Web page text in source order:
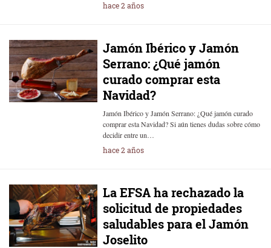
hace 2 años
Jamón Ibérico y Jamón
Serrano: ¿Qué jamón
curado comprar esta
Navidad?
Jamón Ibérico y Jamón Serrano: ¿Qué jamón curado
comprar esta Navidad? Si aún tienes dudas sobre cómo
decidir entre un…
hace 2 años
La EFSA ha rechazado la
solicitud de propiedades
saludables para el Jamón
Joselito